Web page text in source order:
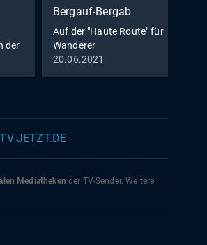
der
Bergauf-Bergab
Auf der "Haute Route" für
Wanderer
20.06.2021
JETZT.DE
Mediatheken der TV-Sender. Weitere